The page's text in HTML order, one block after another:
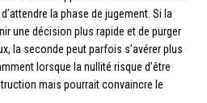
la phase de jugement. Si la
une décision plus rapide et de purger
la seconde peut parfois s’avérer plus
lorsque la nullité risque d’être
mais pourrait convaincre le